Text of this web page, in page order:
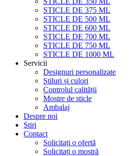
STICLE DE 375 ML
STICLE DE 500 ML
STICLE DE 600 ML
STICLE DE 700 ML
STICLE DE 750 ML
STICLE DE 1000 ML
Servicii
Designuri personalizate
Stiluri și culori
Controlul calității
Mostre de sticle
Ambalaj
Despre noi
Ştiri
Contact
Solicitați o ofertă
Solicitați o mostră